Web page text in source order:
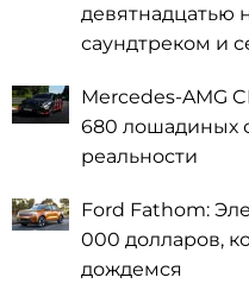
девятнадцатью
саундтреком и
Mercedes-AMG
680 лошадиных
реальности
Ford Fathom:
000 долларов,
дождемся